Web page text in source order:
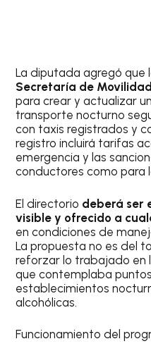
La diputada agregó que
Secretaría de
para crear y actualizar
transporte nocturno
con taxis registrados y
registro incluirá tarifas
emergencia y las
conductores como para
El directorio deberá ser
visible y ofrecido a
en condiciones de
La propuesta no es del
reforzar lo trabajado en
que contemplaba
establecimientos
alcohólicas.
Funcionamiento del